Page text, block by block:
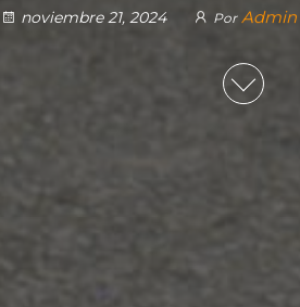
noviembre 21, 2024 Por Admin